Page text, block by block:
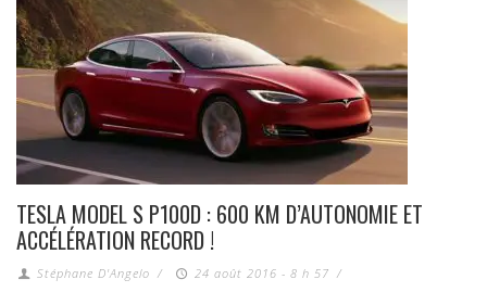
TESLA MODEL S P100D : 600 KM D’AUTONOMIE ET
ACCÉLÉRATION RECORD !
Stéphane D'Angelo / 24 août 2016 - 8 h 57 /